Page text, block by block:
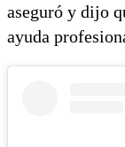
aseguró y dijo
ayuda